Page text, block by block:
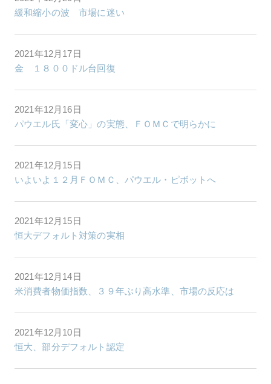
緩和縮小の波 市場に迷い
2021年12月17日
金 １８００ドル台回復
2021年12月16日
パウエル氏「変心」の実態、ＦＯＭＣで明らかに
2021年12月15日
いよいよ１２月ＦＯＭＣ、パウエル・ピボットへ
2021年12月15日
恒大デフォルト対策の実相
2021年12月14日
米消費者物価指数、３９年ぶり高水準、市場の反応は
2021年12月10日
恒大、部分デフォルト認定